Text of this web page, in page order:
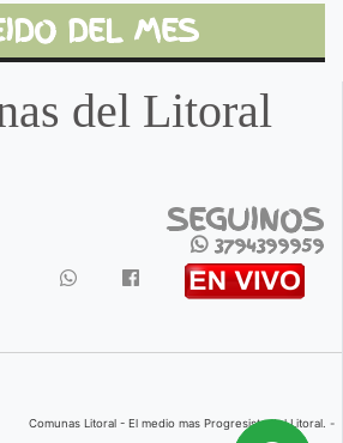
DEL MES
del Litoral
SEGUINOS
3794399959
Comunas Litoral - El medio mas Progresista del Litoral. -